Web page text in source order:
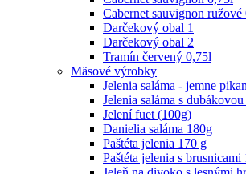
Cabernet sauvignon ružové
Darčekový obal 1
Darčekový obal 2
Tramín červený 0,75l
Mäsové výrobky
Jelenia saláma - jemne
Jelenia saláma s
Jelení fuet (100g)
Danielia saláma 180g
Paštéta jelenia 170 g
Paštéta jelenia s brusnicami